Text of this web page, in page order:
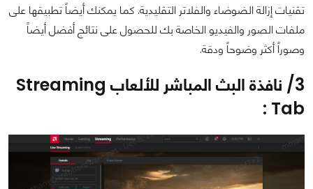
تقنيات إزالة الضوضاء والفلاتر التقليدية. كما يمكنك أيضاً تطبيقها على
ملفات الصور والفيديو الخاصة بك للحصول على نتائج أفضل أيضاً
وصوراً أكثر وضوحاً ودقة.
3/ نافذة البث المباشر للألعاب Streaming
Tab :